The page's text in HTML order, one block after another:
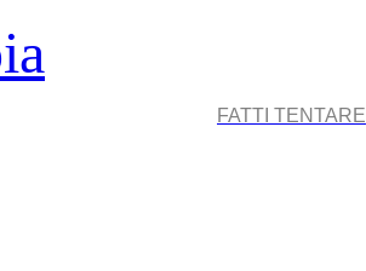
FATTI TENTARE